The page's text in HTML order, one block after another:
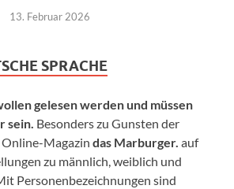
13. Februar 2026
SPRACHE
gelesen werden und müssen
sein. Besonders zu Gunsten der
Magazin das Marburger. auf
zu männlich, weiblich und
Personenbezeichnungen sind